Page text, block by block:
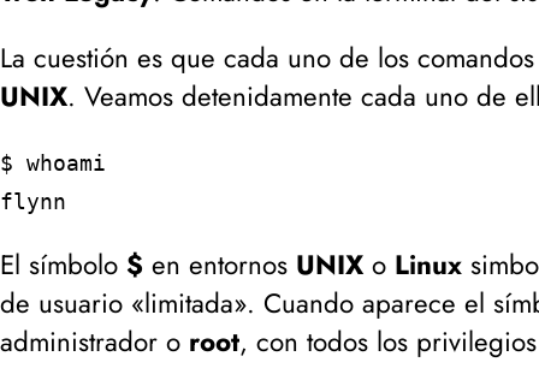
La cuestión es que cada uno de los
UNIX. Veamos detenidamente cada uno de
$ whoami
flynn
El símbolo $ en entornos UNIX o Linux
de usuario «limitada». Cuando aparece el
administrador o root, con todos los